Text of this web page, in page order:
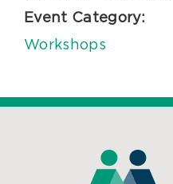
Event Category:
Workshops